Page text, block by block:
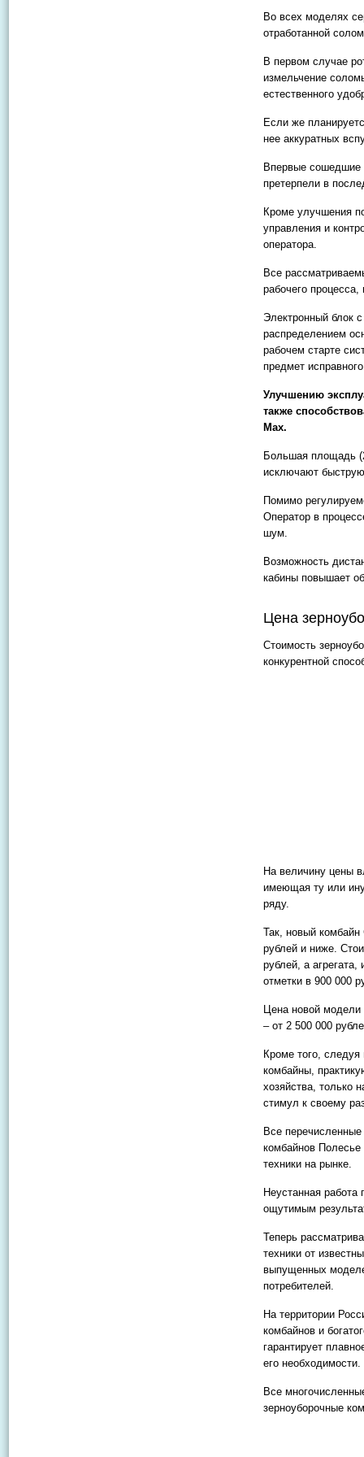
Во всех моделях
отработанной
В первом случае
измельчение
естественного
Если же
нее аккуратных
Впервые сошедшие
претерпели в
Кроме улучшения
управления и
оператора.
Все
рабочего
Электронный блок
распределением
рабочем старте
предмет
Улучшению
также
Max.
Большая площадь
исключают
Помимо
Оператор в
шум.
Возможность
кабины повышает
Цена
Стоимость
конкурентной
На величину цены
имеющая ту или
ряду.
Так, новый комбайн
рублей и ниже.
рублей, а
отметки в 900 000
Цена новой модели
– от 2 500 000
Кроме того,
комбайны,
хозяйства, только
стимул к своему
Все перечисленные
комбайнов Полесье
техники на рынке.
Неустанная работа
ощутимым
Теперь
техники от
выпущенных
потребителей.
На территории
комбайнов и
гарантирует
его необходимости.
Все
зерноуборочные